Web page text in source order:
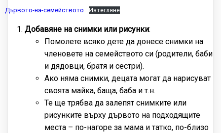
Дървото-на-семейството Изтегляне
Добавяне на снимки или рисунки:
Помолете всяко дете да донесе снимки на
членовете на семейството си (родители, баби
и дядовци, братя и сестри).
Ако няма снимки, децата могат да нарисуват
своята майка, баща, баба и т.н.
Те ще трябва да залепят снимките или
рисунките върху дървото на подходящите
места – по-нагоре за мама и татко, по-близо